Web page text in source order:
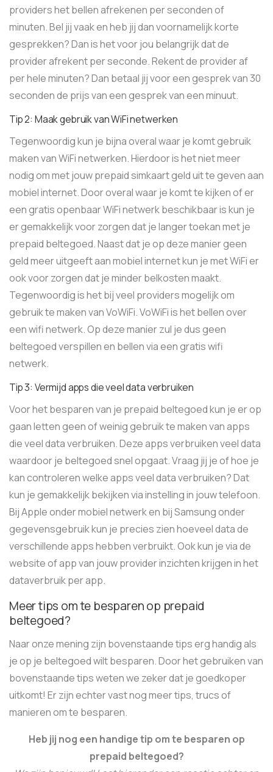
providers het bellen afrekenen per seconden of
minuten. Bel jij vaak en heb jij dan voornamelijk korte
gesprekken? Dan is het voor jou belangrijk dat de
provider afrekent per seconde. Rekent de provider af
per hele minuten? Dan betaal jij voor een gesprek van 30
seconden de prijs van een gesprek van een minuut.
Tip 2: Maak gebruik van WiFi netwerken
Tegenwoordig kun je bijna overal waar je komt gebruik
maken van WiFi netwerken. Hierdoor is het niet meer
nodig om met jouw prepaid simkaart geld uit te geven aan
mobiel internet. Door overal waar je komt te kijken of er
een gratis openbaar WiFi netwerk beschikbaar is kun je
er gemakkelijk voor zorgen dat je langer toekan met je
prepaid beltegoed. Naast dat je op deze manier geen
geld meer uitgeeft aan mobiel internet kun je met WiFi er
ook voor zorgen dat je minder belkosten maakt.
Tegenwoordig is het bij veel providers mogelijk om
gebruik te maken van VoWiFi. VoWiFi is het bellen over
een wifi netwerk. Op deze manier zul je dus geen
beltegoed verspillen en bellen via een gratis wifi
netwerk.
Tip 3: Vermijd apps die veel data verbruiken
Voor het besparen van je prepaid beltegoed kun je er op
gaan letten geen of weinig gebruik te maken van apps
die veel data verbruiken. Deze apps verbruiken veel data
waardoor je beltegoed snel opgaat. Vraag jij je of hoe je
kan controleren welke apps veel data verbruiken? Dat
kun je gemakkelijk bekijken via instelling in jouw telefoon.
Bij Apple onder mobiel netwerk en bij Samsung onder
gegevensgebruik kun je precies zien hoeveel data de
verschillende apps hebben verbruikt. Ook kun je via de
website of app van jouw provider inzichten krijgen in het
dataverbruik per app.
Meer tips om te besparen op prepaid
beltegoed?
Naar onze mening zijn bovenstaande tips erg handig als
je op je beltegoed wilt besparen. Door het gebruiken van
bovenstaande tips weten we zeker dat je goedkoper
uitkomt! Er zijn echter vast nog meer tips, trucs of
manieren om te besparen.
Heb jij nog een handige tip om te besparen op
prepaid beltegoed?